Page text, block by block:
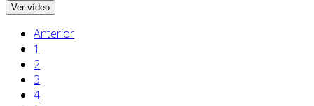
Ver vídeo
Anterior
1
2
3
4